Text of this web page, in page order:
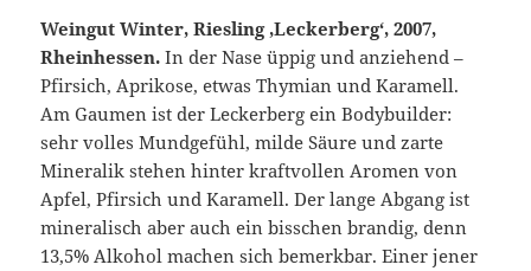
Weingut Winter, Riesling ‚Leckerberg‘, 2007,
Rheinhessen. In der Nase üppig und anziehend –
Pfirsich, Aprikose, etwas Thymian und Karamell.
Am Gaumen ist der Leckerberg ein Bodybuilder:
sehr volles Mundgefühl, milde Säure und zarte
Mineralik stehen hinter kraftvollen Aromen von
Apfel, Pfirsich und Karamell. Der lange Abgang ist
mineralisch aber auch ein bisschen brandig, denn
13,5% Alkohol machen sich bemerkbar. Einer jener